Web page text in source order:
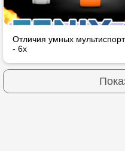
Отличия умных
- 6x